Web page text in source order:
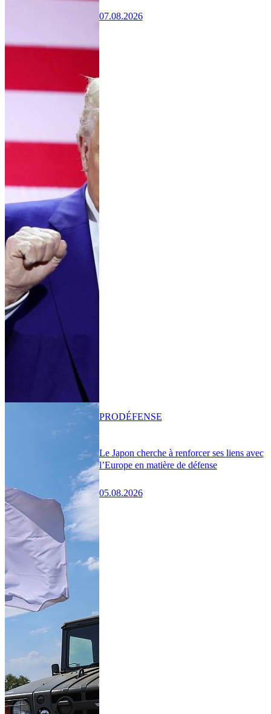
07.08.2026
Le Japon cherche à renforcer ses liens avec
l’Europe en matière de défense
05.08.2026
PRODÉFENSE